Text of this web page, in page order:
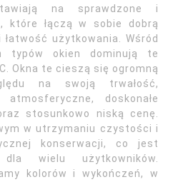
na sprawdzone i
które łączą w sobie dobrą
użytkowania. Wśród
typów okien dominują te
Okna te cieszą się ogromną
na swoją trwałość,
doskonałe
stosunkowo niską cenę.
w utrzymaniu czystości i
konserwacji, co jest
wielu użytkowników.
kolorów i wykończeń, w